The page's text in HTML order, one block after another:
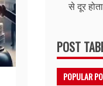
से दूर
POST
POPULAR